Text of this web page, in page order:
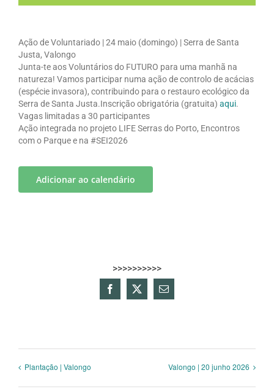
Ação de Voluntariado | 24 maio (domingo) | Serra de Santa
Justa, Valongo
Junta-te aos Voluntários do FUTURO para uma manhã na
natureza! Vamos participar numa ação de controlo de acácias
(espécie invasora), contribuindo para o restauro ecológico da
Serra de Santa Justa.Inscrição obrigatória (gratuita) aqui.
Vagas limitadas a 30 participantes
Ação integrada no projeto LIFE Serras do Porto, Encontros
com o Parque e na #SEI2026
Adicionar ao calendário
>>>>>>>>>>
Facebook
X
Email
(necessário
Plantação | Valongo Valongo | 20 junho 2026